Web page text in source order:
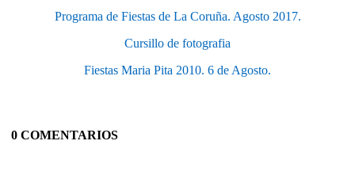
Programa de Fiestas de La Coruña. Agosto 2017.
Cursillo de fotografia
Fiestas Maria Pita 2010. 6 de Agosto.
0 COMENTARIOS